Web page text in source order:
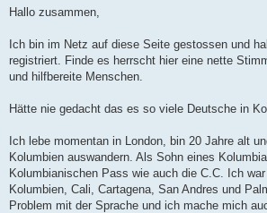
i
a
Hallo zusammen,
Ich bin im Netz auf diese Seite gestossen und
registriert. Finde es herrscht hier eine nette
und hilfbereite Menschen.
Hätte nie gedacht das es so viele Deutsche in
Ich lebe momentan in London, bin 20 Jahre alt
Kolumbien auswandern. Als Sohn eines
Kolumbianischen Pass wie auch die C.C. Ich
Kolumbien, Cali, Cartagena, San Andres und
Problem mit der Sprache und ich mache mich